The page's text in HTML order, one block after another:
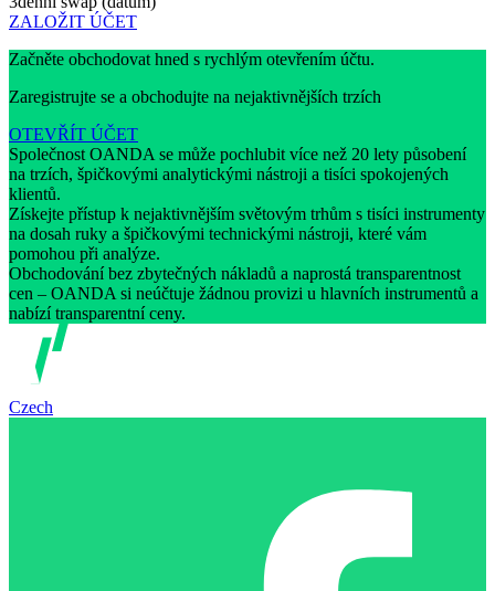
ZALOŽIT ÚČET
Začněte obchodovat hned s rychlým otevřením účtu.
Zaregistrujte se a obchodujte na nejaktivnějších trzích
OTEVŘÍT ÚČET
Společnost OANDA se může pochlubit více než 20 lety působení
na trzích, špičkovými analytickými nástroji a tisíci spokojených
klientů.
Získejte přístup k nejaktivnějším světovým trhům s tisíci instrumenty
na dosah ruky a špičkovými technickými nástroji, které vám
pomohou při analýze.
Obchodování bez zbytečných nákladů a naprostá transparentnost
cen – OANDA si neúčtuje žádnou provizi u hlavních instrumentů a
nabízí transparentní ceny.
Czech